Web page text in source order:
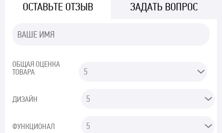
ОСТАВЬТЕ ОТЗЫВ ЗАДАТЬ ВОПРОС
ОБЩАЯ ОЦЕНКА
ТОВАРА
ДИЗАЙН
ФУНКЦИОНАЛ